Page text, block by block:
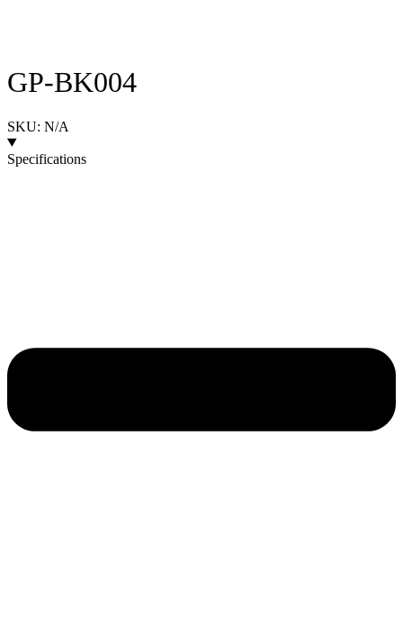
GP-BK004
SKU: N/A
Specifications